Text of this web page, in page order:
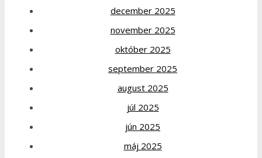
december 2025
november 2025
október 2025
september 2025
august 2025
júl 2025
jún 2025
máj 2025